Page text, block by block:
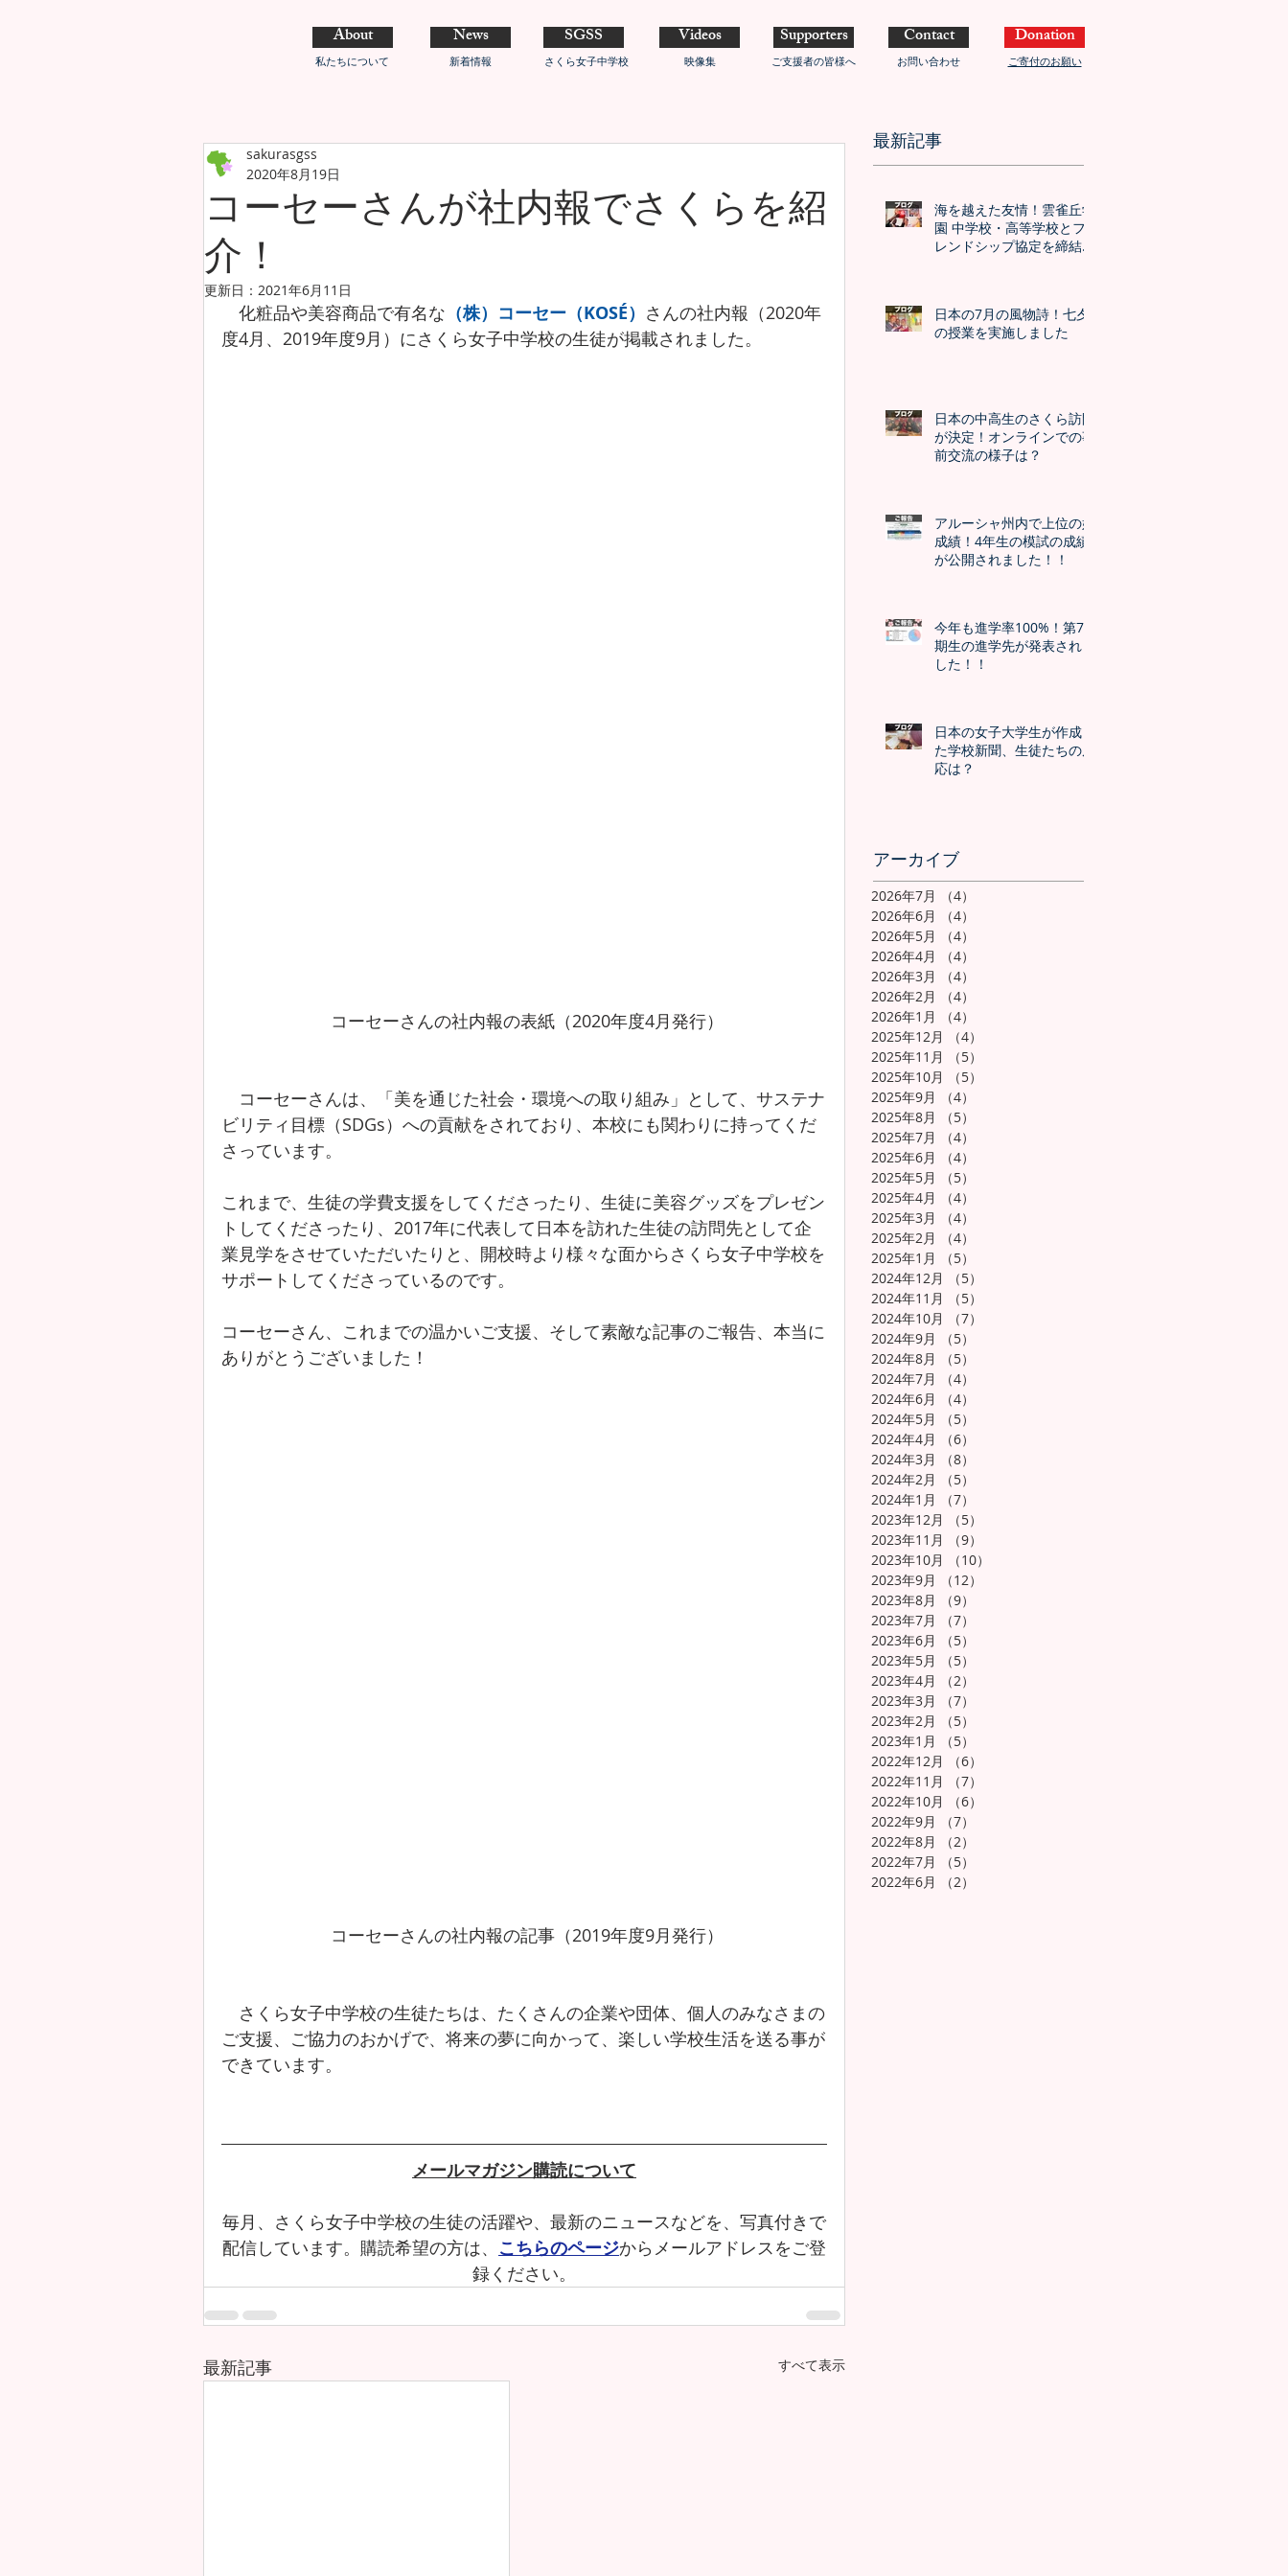
About
私たちについて
News
新着情報
SGSS
さくら女子中学校
Videos
映像集
Supporters
ご支援者の皆様へ
Contact
お問い合わせ
Donation
ご寄付のお願い
コーセーさんが社内報でさくらを紹
介！
sakurasgss
2020年8月19日
更新日： 2021年6月11日
化粧品や美容商品で有名な （株）コーセー（KOSÉ） さんの社内報（2020年
度4月、2019年度9月）にさくら女子中学校の生徒が掲載されました。
コーセーさんの社内報の表紙（2020年度4月発行）
コーセーさんは、「美を通じた社会・環境への取り組み」として、サステナ
ビリティ目標（SDGs）への貢献をされており、本校にも関わりに持ってくだ
さっています。
これまで、生徒の学費支援をしてくださったり、生徒に美容グッズをプレゼン
トしてくださったり、2017年に代表して日本を訪れた生徒の訪問先として企
業見学をさせていただいたりと、開校時より様々な面からさくら女子中学校を
サポートしてくださっているのです。
コーセーさん、これまでの温かいご支援、そして素敵な記事のご報告、本当に
ありがとうございました！
コーセーさんの社内報の記事（2019年度9月発行）
さくら女子中学校の生徒たちは、たくさんの企業や団体、個人のみなさまの
ご支援、ご協力のおかげで、将来の夢に向かって、楽しい学校生活を送る事が
できています。
メールマガジン購読について
毎月、さくら女子中学校の生徒の活躍や、最新のニュースなどを、写真付きで
配信しています。購読希望の方は、 こちらのページからメールアドレスをご登
録ください。
最新記事 すべて表示
最新記事
海を越えた友情！雲雀丘学
園 中学校・高等学校とフ
レンドシップ協定を締結し
日本の7月の風物詩！七夕
の授業を実施しました
日本の中高生のさくら訪問
が決定！オンラインでの事
前交流の様子は？
アルーシャ州内で上位の好
成績！4年生の模試の成績
が公開されました！！
今年も進学率100%！第7
期生の進学先が発表されま
した！！
日本の女子大学生が作成し
た学校新聞、生徒たちの反
応は？
アーカイブ
2026年7月 （4）
2026年6月
（4）
2026年5月
（4）
2026年4月
（4）
2026年3月
（4）
2026年2月
（4）
2026年1月
（4）
2025年12月
（4）
2025年11月
（5）
2025年10月
（5）
2025年9月
（4）
2025年8月
（5）
2025年7月
（4）
2025年6月
（4）
2025年5月
（5）
2025年4月
（4）
2025年3月
（4）
2025年2月
（4）
2025年1月
（5）
2024年12月
（5）
2024年11月
（5）
2024年10月
（7）
2024年9月
（5）
2024年8月
（5）
2024年7月
（4）
2024年6月
（4）
2024年5月
（5）
2024年4月
（6）
2024年3月
（8）
2024年2月
（5）
2024年1月
（7）
2023年12月
（5）
2023年11月
（9）
2023年10月
（10）
2023年9月
（12）
2023年8月
（9）
2023年7月
（7）
2023年6月
（5）
2023年5月
（5）
2023年4月
（2）
2023年3月
（7）
2023年2月
（5）
2023年1月
（5）
2022年12月
（6）
2022年11月
（7）
2022年10月
（6）
2022年9月
（7）
2022年8月
（2）
2022年7月
（5）
2022年6月
（2）